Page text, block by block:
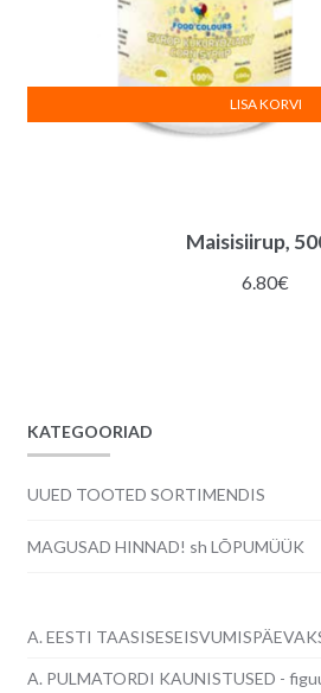
Maisisiirup,
6.80€
LISA KORVI
KATEGOORIAD
UUED TOOTED SORTIMENDIS
MAGUSAD HINNAD! sh LÕPUMÜÜK
A. EESTI
A. PULMATORDI KAUNISTUSED -